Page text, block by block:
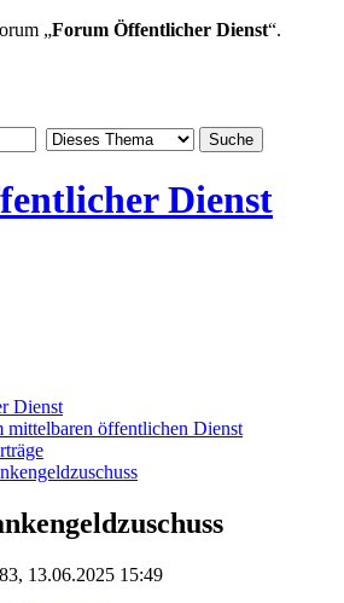
„Forum Öffentlicher Dienst“.
Dienst
mittelbaren öffentlichen Dienst
13.06.2025 15:49